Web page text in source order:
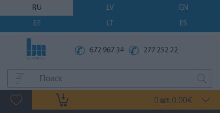
RU LV
EN
EE
LT ES
672 967 34 277 252 22
0 шт. 0.00€